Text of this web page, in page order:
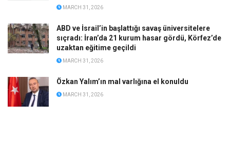
MARCH 31, 2026
ABD ve İsrail’in başlattığı savaş üniversitelere
sıçradı: İran’da 21 kurum hasar gördü, Körfez’de
uzaktan eğitime geçildi
MARCH 31, 2026
Özkan Yalım’ın mal varlığına el konuldu
MARCH 31, 2026